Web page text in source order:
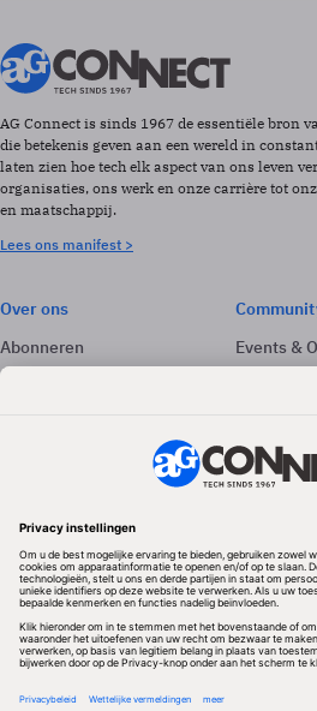
AG Connect is sinds 1967 de essentiële bron
die betekenis geven aan een wereld in
laten zien hoe tech elk aspect van ons leven
organisaties, ons werk en onze carrière tot
en maatschappij.
Lees ons manifest >
Over ons
Abonneren
Adverteren
Events &
Volg ons
Redactionele partner